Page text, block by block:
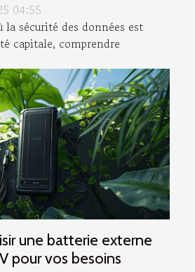
04:55
la sécurité des données est
capitale, comprendre
une batterie externe
pour vos besoins